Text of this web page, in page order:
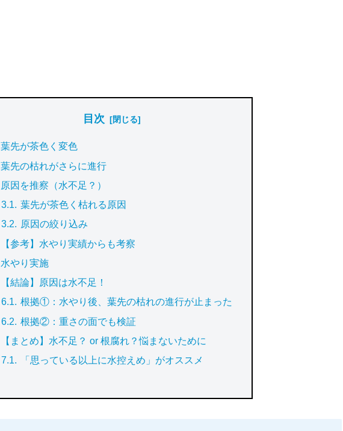
目次
葉先が茶色く変色
葉先の枯れがさらに進行
原因を推察（水不足？）
葉先が茶色く枯れる原因
原因の絞り込み
【参考】水やり実績からも考察
水やり実施
【結論】原因は水不足！
根拠①：水やり後、葉先の枯れの進行が止まった
根拠②：重さの面でも検証
【まとめ】水不足？ or 根腐れ？悩まないために
「思っている以上に水控えめ」がオススメ